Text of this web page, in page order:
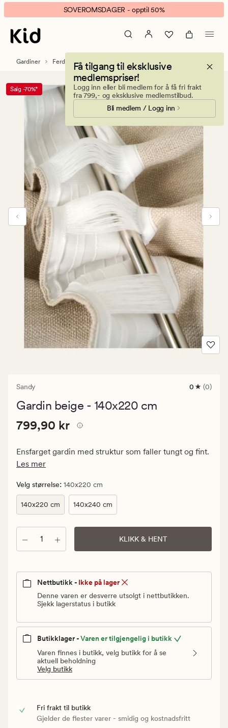
Sandy
gardin
beige
banner.
Klikk
ESCAPE
pause.
SOVEROMSDAGER - opptil 50%
Få tilgang til eksklusive
medlemspriser!
Logg inn eller bli medlem for å få fri frakt
fra 799,- og eksklusive medlemstilbud.
Bli medlem / Logg inn
Gardiner Ferdigsydde gardiner
Salg -70%*
Sandy
0
0 (0)
Gardin beige - 140x220 cm
Pris
799,90
pris
799,90
kr
Pris 799,90 kr
799,90 kr
Ensfarget gardin med struktur som faller tungt og fint.
Les mer
Velg størrelse: 140x220 cm
140x220 cm 140x240 cm
Antall KLIKK & HENT
Nettbutikk - Ikke på lager
Denne varen er desverre utsolgt i nettbutikken.
Sjekk lagerstatus i butikk
Butikklager -Varen er tilgjengelig i butikk
Varen finnes i butikk, velg butikk for å se
aktuell beholdning
Velg butikk
Fri frakt til butikk
Gjelder de flester varer - smidig og kostnadsfritt